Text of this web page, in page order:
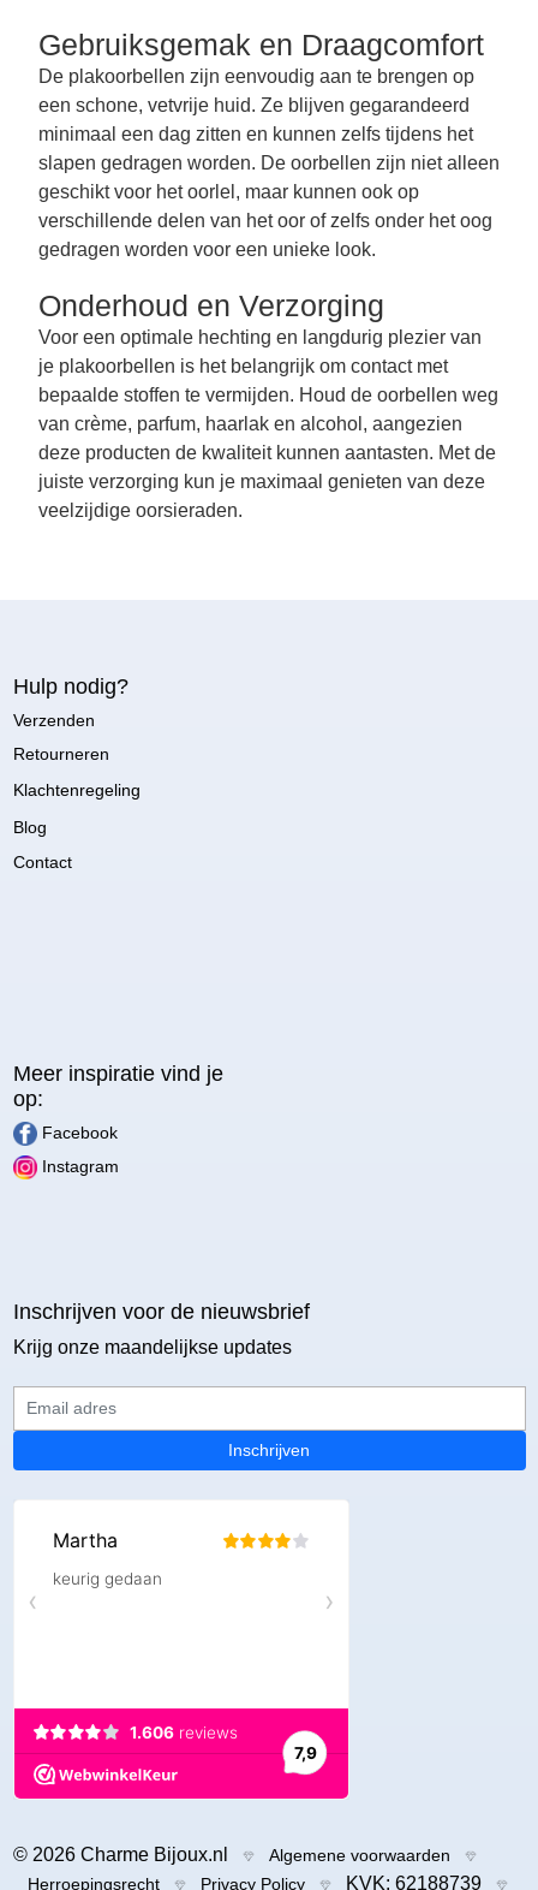
Gebruiksgemak en Draagcomfort
De plakoorbellen zijn eenvoudig aan te brengen op
een schone, vetvrije huid. Ze blijven gegarandeerd
minimaal een dag zitten en kunnen zelfs tijdens het
slapen gedragen worden. De oorbellen zijn niet alleen
geschikt voor het oorlel, maar kunnen ook op
verschillende delen van het oor of zelfs onder het oog
gedragen worden voor een unieke look.
Onderhoud en Verzorging
Voor een optimale hechting en langdurig plezier van
je plakoorbellen is het belangrijk om contact met
bepaalde stoffen te vermijden. Houd de oorbellen weg
van crème, parfum, haarlak en alcohol, aangezien
deze producten de kwaliteit kunnen aantasten. Met de
juiste verzorging kun je maximaal genieten van deze
veelzijdige oorsieraden.
Hulp nodig?
Verzenden
Retourneren
Klachtenregeling
Blog
Contact
Meer inspiratie vind je
op:
Facebook
Instagram
Inschrijven voor de nieuwsbrief
Krijg onze maandelijkse updates
Inschrijven
© 2026 Charme Bijoux.nl
Algemene voorwaarden
Herroepingsrecht
Privacy Policy KVK: 62188739